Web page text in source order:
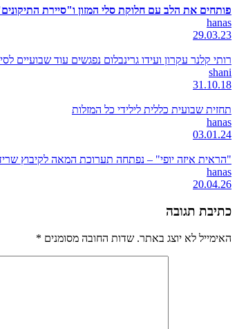
פותחים את הלב עם חלוקת סלי המזון ו"סיירת
hanas
29.03.23
רותי קלנר עקרון ועידו גרינבלום נפגשים עוד שבועיים
shani
31.10.18
תחזית שבועית כללית לילידי כל המזלות
hanas
03.01.24
"הראית איזה יופי" – נפתחה תערוכת המאה לקיבוץ
hanas
20.04.26
כתיבת תגובה
האימייל לא יוצג באתר. שדות החובה מסומנים *